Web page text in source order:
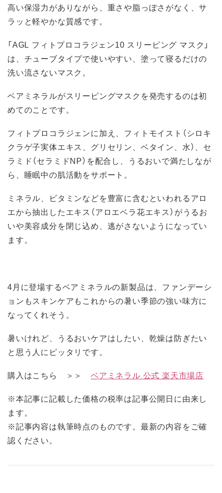
高い保湿力がありながら、重さや脂っぽさがなく、サ
ラッと軽やかな質感です。
「AGL フィトプロコラジェン10 スリーピング マスク」
は、チューブタイプで使いやすい、塗って寝るだけの
洗い流さないマスク。
ベアミネラルがスリーピングマスクを発売するのは初
めてのことです。
フィトプロコラジェンに加え、フィトモイスト（シロキ
クラゲ子実体エキス、グリセリン、ベタイン、水）、セ
ラミド（セラミドNP）を配合し、うるおいで満たしなが
ら、睡眠中の肌活動をサポート。
ミネラル、ビタミンなどを豊富に含むといわれるアロ
エから抽出したエキス（アロエベラ花エキス）がうるお
いや美容成分を閉じ込め、逃がさないようになってい
ます。
4月に登場するベアミネラルの新製品は、ファンデーシ
ョンもスキンケアもこれからの暑い季節の強い味方に
なってくれそう。
暑いけれど、うるおいケアはしたい、乾燥は防ぎたい
と思う人にピッタリです。
購入はこちら ＞＞ ベアミネラル 公式 楽天市場店
※本記事に記載した価格の税率は記事公開日に由来し
ます。
※記事内容は執筆時点のものです。最新の内容をご確
認ください。